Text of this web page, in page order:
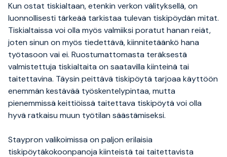
Kun ostat tiskialtaan, etenkin verkon välityksellä, on
luonnollisesti tärkeää tarkistaa tulevan tiskipöydän mitat.
Tiskialtaissa voi olla myös valmiiksi poratut hanan reiät,
joten sinun on myös tiedettävä, kiinnitetäänkö hana
työtasoon vai ei. Ruostumattomasta teräksestä
valmistettuja tiskialtaita on saatavilla kiinteinä tai
taitettavina. Täysin peittävä tiskipöytä tarjoaa käyttöön
enemmän kestävää työskentelypintaa, mutta
pienemmissä keittiöissä taitettava tiskipöytä voi olla
hyvä ratkaisu muun työtilan säästämiseksi.
Staypron valikoimissa on paljon erilaisia
tiskipöytäkokoonpanoja kiinteistä tai taitettavista